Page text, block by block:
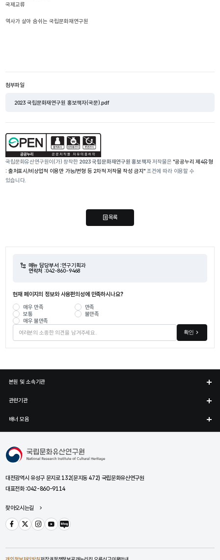
국제교류
역사가 살아 숨쉬는 국립문화재연구원
첨부파일
2023 국립문화재연구원 홍보책자(국문).pdf
국립문화유산연구원이(가) 창작한 2023 국립문화재연구원 홍보책자저작물은"공공누리 제4유형
: 출처표시/비상업적 이용만 가능/변형 등 2차적 저작물 작성 금지" 조건에 따라 이용할 수
있습니다.
목록
메뉴 담당부서 :연구기획과
연락처 :042-860-9468
현재 페이지의 정보와 사용편의성에 만족하시나요?
매우 만족
만족
보통
불만족
매우 불만족
확인
본원 및 소속기관
관련기관
배너 모음
국립문화유산연구원
대전광역시 유성구 문지로 132(문지동 472) 국립문화유산연구원
대표전화 :042-860-9114
찾아오시는길
페이스북트위터인스타그램
유튜브블로그